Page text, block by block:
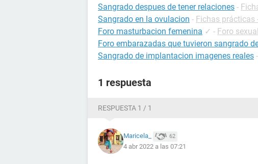
Sangrado despues de tener relaciones -
Sangrado en la ovulacion - Fichas prácticas
Foro masturbacion femenina ✓ - Foro
Foro embarazadas que tuvieron sangrado
Sangrado de implantacion imagenes reales -
1 respuesta
RESPUESTA 1 / 1
Maricela_ 62
4 abr 2022 a las 07:21